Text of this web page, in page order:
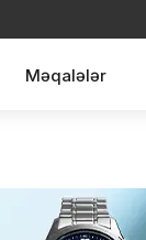
Məqalələr